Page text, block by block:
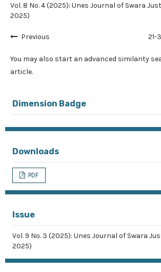
Vol. 8 No. 4 (2025): Unes Journal of Swara
2025)
Previous 21-
You may also start an advanced similarity
article.
Dimension Badge
Downloads
PDF
Issue
Vol. 9 No. 3 (2025): Unes Journal of Swara
2025)